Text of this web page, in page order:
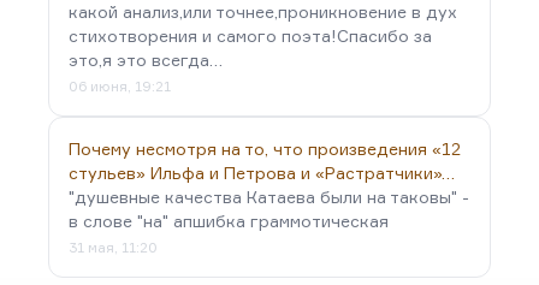
какой анализ,или точнее,проникновение в дух
стихотворения и самого поэта!Спасибо за
это,я это всегда…
06 июня, 19:21
Почему несмотря на то, что произведения «12
стульев» Ильфа и Петрова и «Растратчики»…
"душевные качества Катаева были на таковы" -
в слове "на" апшибка граммотическая
31 мая, 11:20